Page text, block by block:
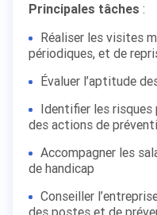
Principales tâches :
Réaliser les visites
périodiques, et de
Évaluer l’aptitude
Identifier les
des actions de
Accompagner les
de handicap
Conseiller